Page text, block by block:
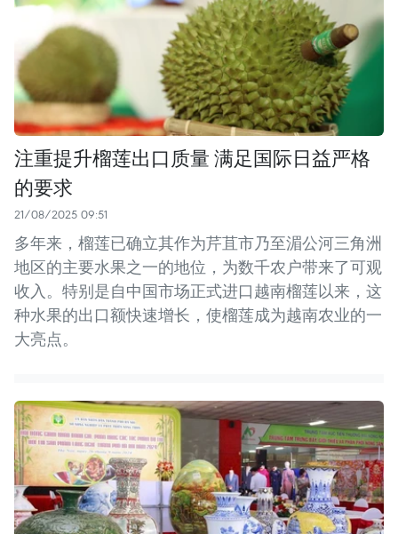
注重提升榴莲出口质量 满足国际日益严格
的要求
21/08/2025 09:51
多年来，榴莲已确立其作为芹苴市乃至湄公河三角洲
地区的主要水果之一的地位，为数千农户带来了可观
收入。特别是自中国市场正式进口越南榴莲以来，这
种水果的出口额快速增长，使榴莲成为越南农业的一
大亮点。